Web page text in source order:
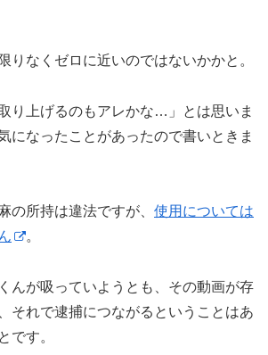
りなくゼロに近いのではないかかと。
り上げるのもアレかな…」とは思いま
になったことがあったので書いときま
の所持は違法ですが、 使用については
。
んが吸っていようとも、その動画が存
それで逮捕につながるということはあ
です。